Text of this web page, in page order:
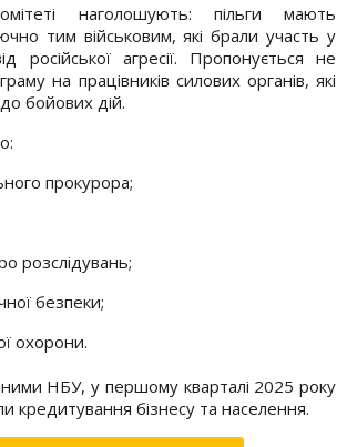
наголошують: пільги мають
тим військовим, які брали участь у
російської агресії. Пропонується не
на працівників силових органів, які
бойових дій.
прокурора;
розслідувань;
безпеки;
охорони.
НБУ, у першому кварталі 2025 року
кредитування бізнесу та населення.